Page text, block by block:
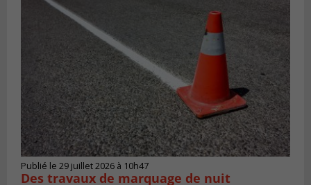
Publié le 29 juillet 2026 à 10h47
Des travaux de marquage de nuit